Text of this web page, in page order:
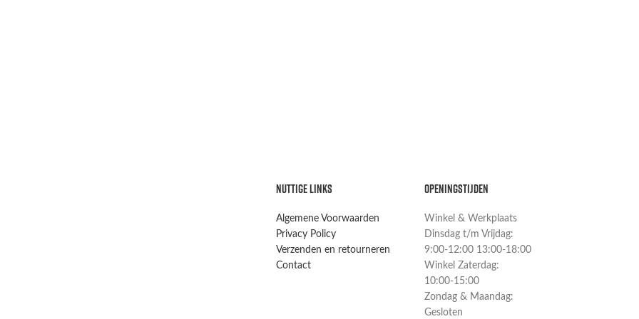
NUTTIGE LINKS
Algemene Voorwaarden
Privacy Policy
Verzenden en retourneren
Contact
OPENINGSTIJDEN
Winkel & Werkplaats
Dinsdag t/m Vrijdag:
9:00-12:00 13:00-18:00
Winkel Zaterdag:
10:00-15:00
Zondag & Maandag:
Gesloten